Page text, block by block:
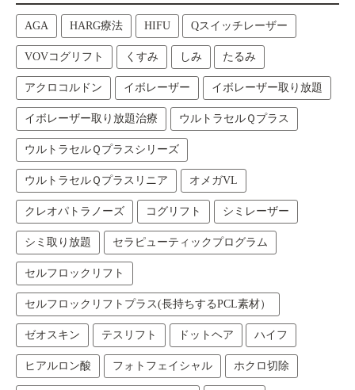
AGA HARG療法 HIFU Qスイッチレーザー
VOVコグリフト くすみ しみ たるみ
アクロコルドン イボレーザー イボレーザー取り放題
イボレーザー取り放題治療 ウルトラセルＱプラス
ウルトラセルＱプラスシリーズ
ウルトラセルＱプラスリニア オメガVL
クレオパトラノーズ コグリフト シミレーザー
シミ取り放題 セラピューティックプログラム
セルフロックリフト
セルフロックリフトプラス(長持ちするPCL素材）
ゼオスキン テスリフト ドットヘア ハイフ
ヒアルロン酸 フォトフェイシャル ホクロ切除